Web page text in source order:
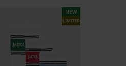
NEW
LIMITED